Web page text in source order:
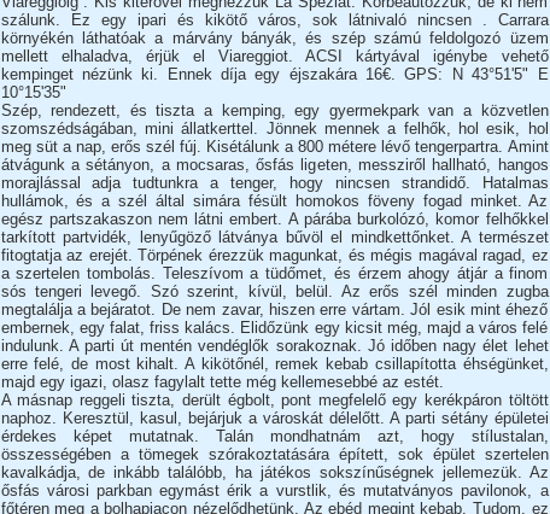
szálunk. Ez egy ipari és kikötő város, sok látnivaló nincsen . Carrara
környékén láthatóak a márvány bányák, és szép számú feldolgozó üzem
mellett elhaladva, érjük el Viareggiot. ACSI kártyával igénybe vehető
kempinget nézünk ki. Ennek díja egy éjszakára 16€. GPS: N 43°51'5" E
10°15'35"
Szép, rendezett, és tiszta a kemping, egy gyermekpark van a közvetlen
szomszédságában, mini állatkerttel. Jönnek mennek a felhők, hol esik, hol
meg süt a nap, erős szél fúj. Kisétálunk a 800 métere lévő tengerpartra. Amint
átvágunk a sétányon, a mocsaras, ősfás ligeten, messziről hallható, hangos
morajlással adja tudtunkra a tenger, hogy nincsen strandidő. Hatalmas
hullámok, és a szél által simára fésült homokos föveny fogad minket. Az
egész partszakaszon nem látni embert. A párába burkolózó, komor felhőkkel
tarkított partvidék, lenyűgöző látványa bűvöl el mindkettőnket. A természet
fitogtatja az erejét. Törpének érezzük magunkat, és mégis magával ragad, ez
a szertelen tombolás. Teleszívom a tüdőmet, és érzem ahogy átjár a finom
sós tengeri levegő. Szó szerint, kívül, belül. Az erős szél minden zugba
megtalálja a bejáratot. De nem zavar, hiszen erre vártam. Jól esik mint éhező
embernek, egy falat, friss kalács. Elidőzünk egy kicsit még, majd a város felé
indulunk. A parti út mentén vendéglők sorakoznak. Jó időben nagy élet lehet
erre felé, de most kihalt. A kikötőnél, remek kebab csillapította éhségünket,
majd egy igazi, olasz fagylalt tette még kellemesebbé az estét.
A másnap reggeli tiszta, derült égbolt, pont megfelelő egy kerékpáron töltött
naphoz. Keresztül, kasul, bejárjuk a városkát délelőtt. A parti sétány épületei
érdekes képet mutatnak. Talán mondhatnám azt, hogy stílustalan,
összességében a tömegek szórakoztatására épített, sok épület szertelen
kavalkádja, de inkább találóbb, ha játékos sokszínűségnek jellemezük. Az
ősfás városi parkban egymást érik a vurstlik, és mutatványos pavilonok, a
főtéren meg a bolhapiacon nézelődhetünk. Az ebéd megint kebab. Tudom, ez